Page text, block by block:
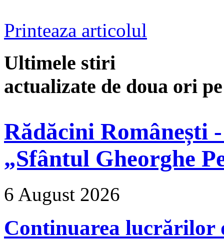
Printeaza articolul
Ultimele stiri
actualizate de doua ori
Rădăcini Românești
„Sfântul Gheorghe
6 August 2026
Continuarea lucrărilor